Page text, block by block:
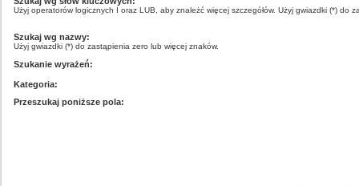
Użyj operatorów logicznych I oraz LUB, aby znależć więcej szczegółów. Użyj gwiazdki (*) do
Szukaj wg nazwy:
Użyj gwiazdki (*) do zastąpienia zero lub więcej znaków.
Szukanie wyrażeń:
Kategoria:
Przeszukaj poniższe pola: